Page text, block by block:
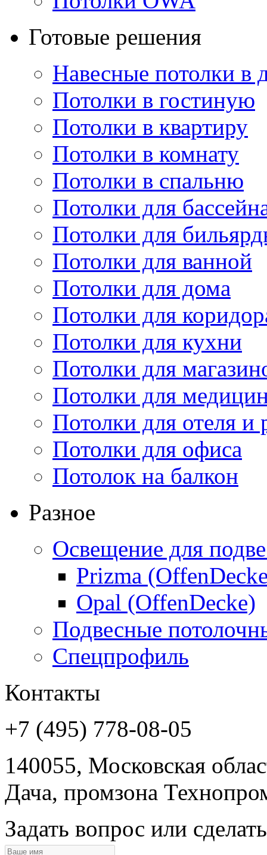
Готовые решения
Навесные потолки в
Потолки в гостиную
Потолки в квартиру
Потолки в комнату
Потолки в спальню
Потолки для
Потолки для
Потолки для ванной
Потолки для дома
Потолки для
Потолки для кухни
Потолки для
Потолки для
Потолки для отеля и
Потолки для офиса
Потолок на балкон
Разное
Освещение для
Prizma
Opal (OffenDecke)
Подвесные
Спецпрофиль
Контакты
+7 (495) 778-08-05
140055, Московская
Дача, промзона
Задать вопрос или